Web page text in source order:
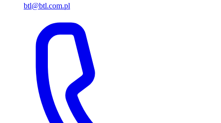
btl@btl.com.pl